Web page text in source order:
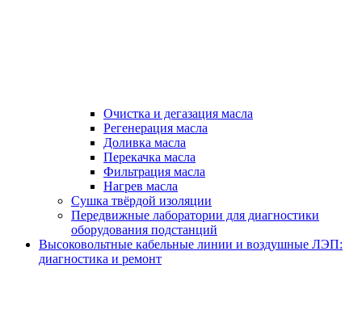
Очистка и дегазация масла
Регенерация масла
Доливка масла
Перекачка масла
Фильтрация масла
Нагрев масла
Сушка твёрдой изоляции
Передвижные лаборатории для диагностики
оборудования подстанций
Высоковольтные кабельные линии и воздушные ЛЭП:
диагностика и ремонт